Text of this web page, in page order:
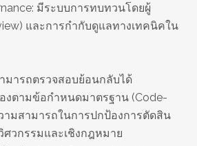
มีระบบการทบทวนโดยผู้
และการกำกับดูแลทางเทคนิคใน
มารถตรวจสอบย้อนกลับได้
งตามข้อกำหนดมาตรฐาน (Code-
ามสามารถในการปกป้องการตัดสิน
ศวกรรมและเชิงกฎหมาย